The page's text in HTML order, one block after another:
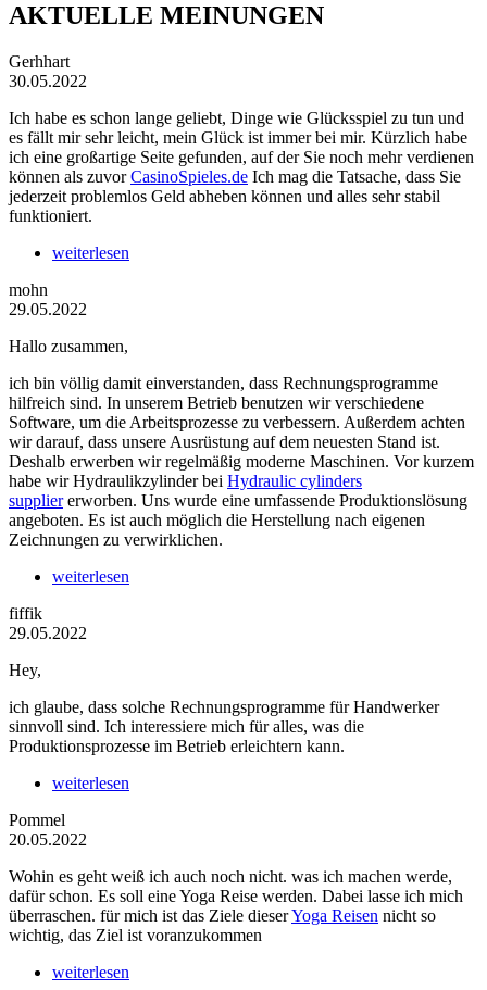
AKTUELLE MEINUNGEN
Gerhhart
30.05.2022
Ich habe es schon lange geliebt, Dinge wie Glücksspiel zu tun und
es fällt mir sehr leicht, mein Glück ist immer bei mir. Kürzlich habe
ich eine großartige Seite gefunden, auf der Sie noch mehr verdienen
können als zuvorCasinoSpieles.de Ich mag die Tatsache, dass Sie
jederzeit problemlos Geld abheben können und alles sehr stabil
funktioniert.
weiterlesen
mohn
29.05.2022
Hallo zusammen,
ich bin völlig damit einverstanden, dass Rechnungsprogramme
hilfreich sind. In unserem Betrieb benutzen wir verschiedene
Software, um die Arbeitsprozesse zu verbessern. Außerdem achten
wir darauf, dass unsere Ausrüstung auf dem neuesten Stand ist.
Deshalb erwerben wir regelmäßig moderne Maschinen. Vor kurzem
habe wir Hydraulikzylinder bei Hydraulic cylinders
suppliererworben. Uns wurde eine umfassende Produktionslösung
angeboten. Es ist auch möglich die Herstellung nach eigenen
Zeichnungen zu verwirklichen.
weiterlesen
fiffik
29.05.2022
Hey,
ich glaube, dass solche Rechnungsprogramme für Handwerker
sinnvoll sind. Ich interessiere mich für alles, was die
Produktionsprozesse im Betrieb erleichtern kann.
weiterlesen
Pommel
20.05.2022
Wohin es geht weiß ich auch noch nicht. was ich machen werde,
dafür schon. Es soll eine Yoga Reise werden. Dabei lasse ich mich
überraschen. für mich ist das Ziele dieserYoga Reisen nicht so
wichtig, das Ziel ist voranzukommen
weiterlesen